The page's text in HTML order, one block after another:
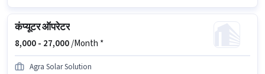
कंप्यूटर ऑपरेटर
8,000 - 27,000/Month *
Agra Solar Solution